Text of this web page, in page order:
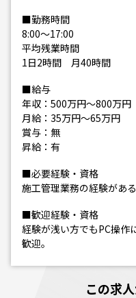
■勤務時間
8:00～17:00
平均残業時間
1日2時間 月40時間
■給与
年収：500万円～800万円
月給：35万円～65万円
賞与：無
昇給：有
■必要経験・資格
施工管理業務の経験があ
■歓迎経験・資格
経験が浅い方でもPC操作
歓迎。
この求